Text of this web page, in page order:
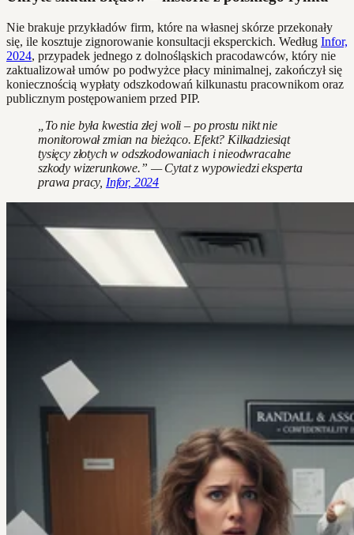
Nie brakuje przykładów firm, które na własnej skórze przekonały
się, ile kosztuje zignorowanie konsultacji eksperckich. Według Infor,
2024, przypadek jednego z dolnośląskich pracodawców, który nie
zaktualizował umów po podwyżce płacy minimalnej, zakończył się
koniecznością wypłaty odszkodowań kilkunastu pracownikom oraz
publicznym postępowaniem przed PIP.
„To nie była kwestia złej woli – po prostu nikt nie
monitorował zmian na bieżąco. Efekt? Kilkadziesiąt
tysięcy złotych w odszkodowaniach i nieodwracalne
szkody wizerunkowe.” — Cytat z wypowiedzi eksperta
prawa pracy, Infor, 2024